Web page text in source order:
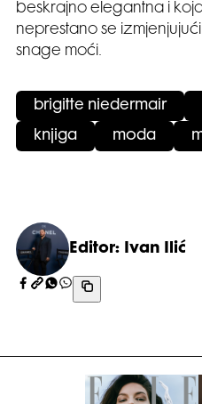
beskrajno elegantna i
neprestano se
snage moći.
brigitte niedermair
knjiga moda
Editor: Ivan Ilić